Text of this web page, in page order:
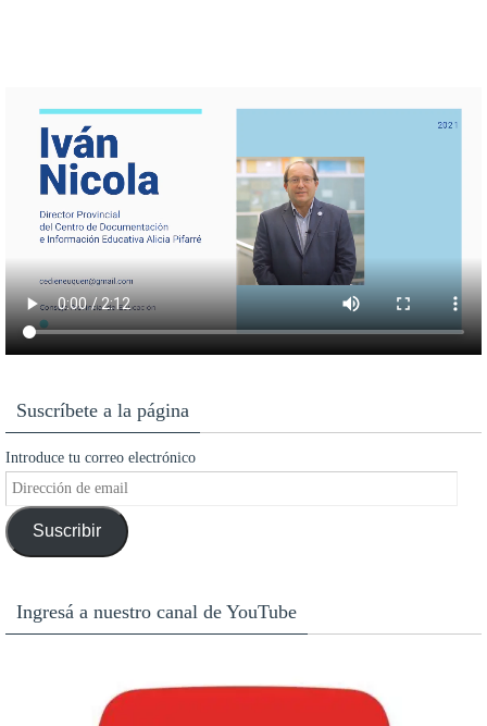
Suscríbete a la página
Introduce tu correo electrónico
Dirección
de
emailSuscribir
Ingresá a nuestro canal de YouTube